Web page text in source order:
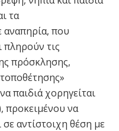
τα
αναπηρία, που
πληρούν τις
πρόσκλησης,
παιδιά χορηγείται
προκειμένου να
αντίστοιχη θέση με